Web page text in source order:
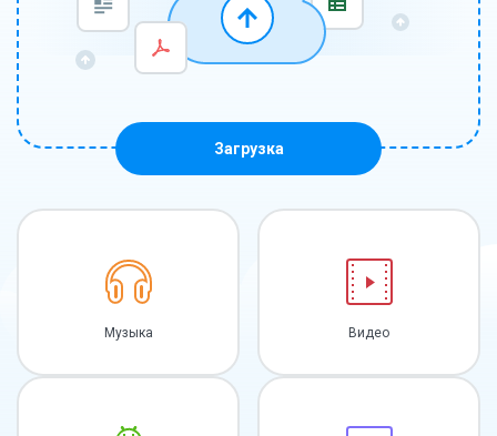
Загрузка
Музыка Видео